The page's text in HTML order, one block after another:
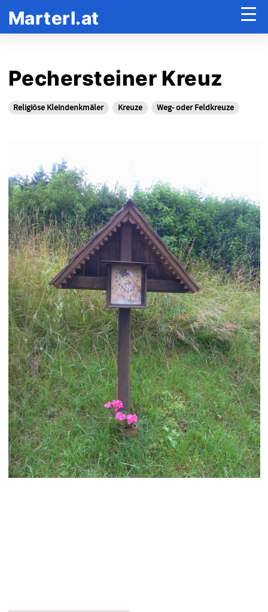
Marterl.at
Pechersteiner Kreuz
Religiöse Kleindenkmäler Kreuze Weg- oder Feldkreuze